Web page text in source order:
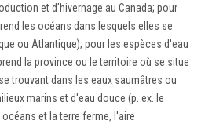
et d'hivernage au Canada; pour
les océans dans lesquels elles se
ou Atlantique); pour les espèces d'eau
la province ou le territoire où se situe
trouvant dans les eaux saumâtres ou
marins et d'eau douce (p. ex. le
et la terre ferme, l'aire